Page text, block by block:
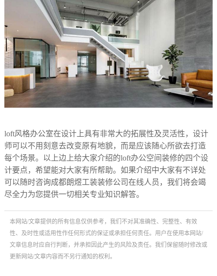
loft风格办公室在设计上具有非常大的拓展性及灵活性，设计
师可以不用刻意去改变原有地貌，而是应该随心所欲去打造
每个场景。以上边上给大家介绍的loft办公空间装修的四个设
计要点，希望能对大家有所帮助。如果介绍中大家有不详处
可以随时咨询成都朗煜工装装修公司在线人员，我们将会竭
尽全力为您提供一切相关专业知识解答。
本网站/文章提供的所有信息仅供参考，我们不对其准确性、完整性、有效
性、及时性或适用性作任何形式的保证或承担任何责任。用户在使用本网站/
文章信息时应自行判断，并承担因此产生的风险及责任。我们保留随时修改或
更新网站/文章内容而不另行通知的权利。